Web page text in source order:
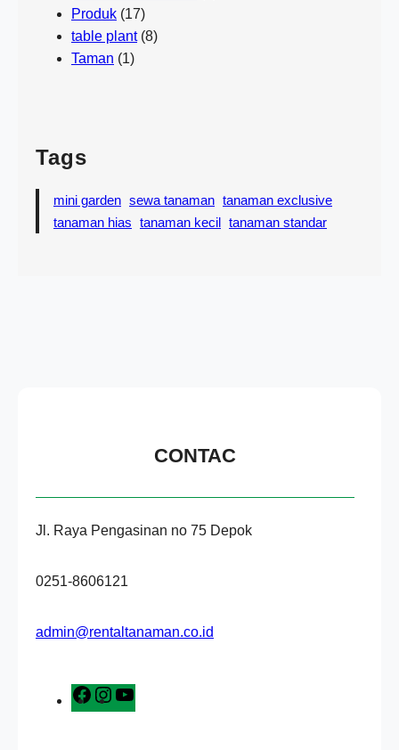
Produk (17)
table plant(8)
Taman (1)
Tags
mini garden sewa tanaman tanaman exclusive
tanaman hias
tanaman kecil tanaman standar
CONTAC
Jl. Raya Pengasinan no 75 Depok
0251-8606121
admin@rentaltanaman.co.id
F
a
I
n
o